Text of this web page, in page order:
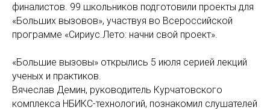
финалистов. 99 школьников подготовили проекты для
«Больших вызовов», участвуя во Всероссийской
программе «Сириус.Лето: начни свой проект».
«Большие вызовы» открылись 5 июля серией лекций
ученых и практиков.
Вячеслав Демин, руководитель Курчатовского
комплекса НБИКС-технологий, познакомил слушателей